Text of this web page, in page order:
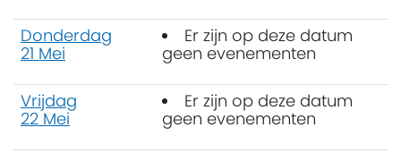
Donderdag
21 Mei
Er zijn op deze datum
geen evenementen
Vrijdag
22 Mei
Er zijn op deze datum
geen evenementen